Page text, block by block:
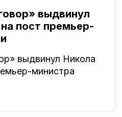
выдвинул
пост премьер-
выдвинул Никола
министра